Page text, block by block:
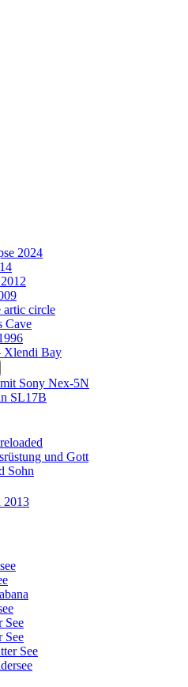
2024
artic circle
Cave
Xlendi Bay
Sony Nex-5N
SL17B
und Gott
Sohn
2013
See
See
See